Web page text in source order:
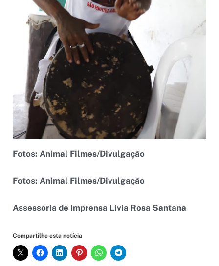
Fotos: Animal Filmes/Divulgação
Fotos: Animal Filmes/Divulgação
Assessoria de Imprensa Livia Rosa Santana
Compartilhe esta notícia